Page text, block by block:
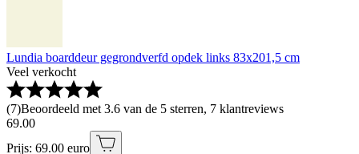
Lundia boarddeur gegrondverfd opdek links 83x201,5 cm
Veel verkocht
(7)Beoordeeld met 3.6 van de 5 sterren, 7 klantreviews
69.00
Prijs: 69.00 euro